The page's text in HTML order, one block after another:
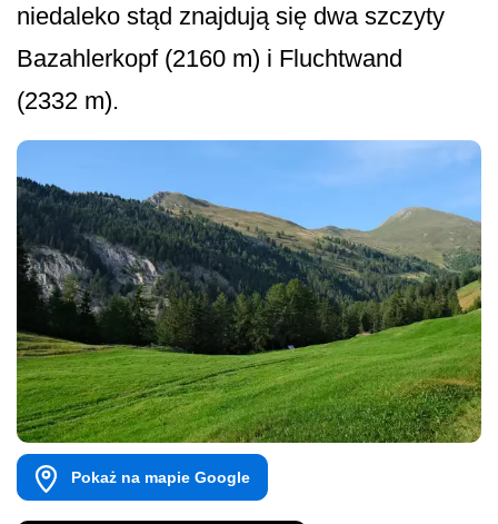
niedaleko stąd znajdują się dwa szczyty
Bazahlerkopf (2160 m) i Fluchtwand
(2332 m).
Pokaż na mapie Google